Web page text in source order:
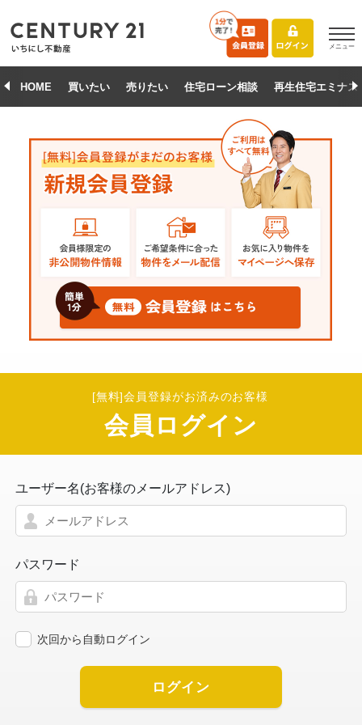
メニュー
HOME 買いたい 売りたい 住宅ローン相談 再生住宅エミナス
[無料]会員登録がお済みのお客様
会員ログイン
ユーザー名(お客様のメールアドレス)
パスワード
次回から自動ログイン